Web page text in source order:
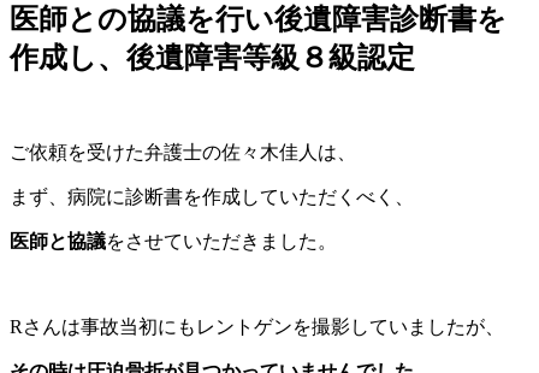
医師との協議を行い後遺障害診断書を
作成し、後遺障害等級８級認定
ご依頼を受けた弁護士の佐々木佳人は、
まず、病院に診断書を作成していただくべく、
医師と協議をさせていただきました。
Rさんは事故当初にもレントゲンを撮影していましたが、